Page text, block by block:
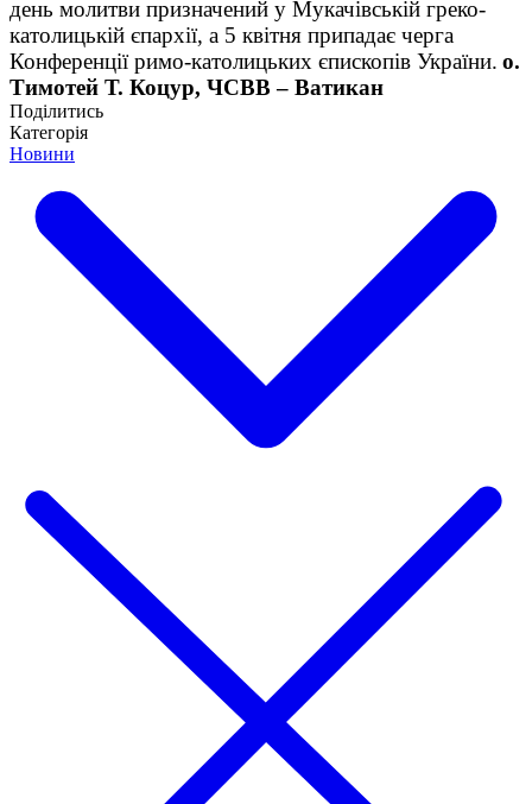
день молитви призначений у Мукачівській греко-
католицькій єпархії, а 5 квітня припадає черга
Конференції римо-католицьких єпископів України. о.
Тимотей Т. Коцур, ЧСВВ – Ватикан
Поділитись
Категорія
Новини